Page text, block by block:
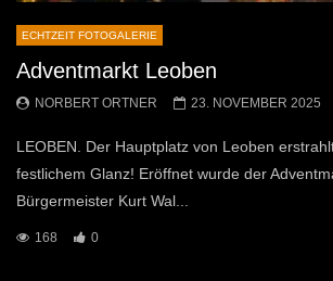
ECHTZEIT FOTOGALERIE
Adventmarkt Leoben
NORBERT ORTNER 23. NOVEMBER 2025
LEOBEN. Der Hauptplatz von Leoben
festlichem Glanz! Eröffnet wurde der
Bürgermeister Kurt Wal...
168 0